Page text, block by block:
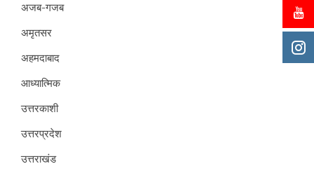
अजब-गजब
अमृतसर
अहमदाबाद
आध्यात्मिक
उत्तरकाशी
उत्तरप्रदेश
उत्तराखंड